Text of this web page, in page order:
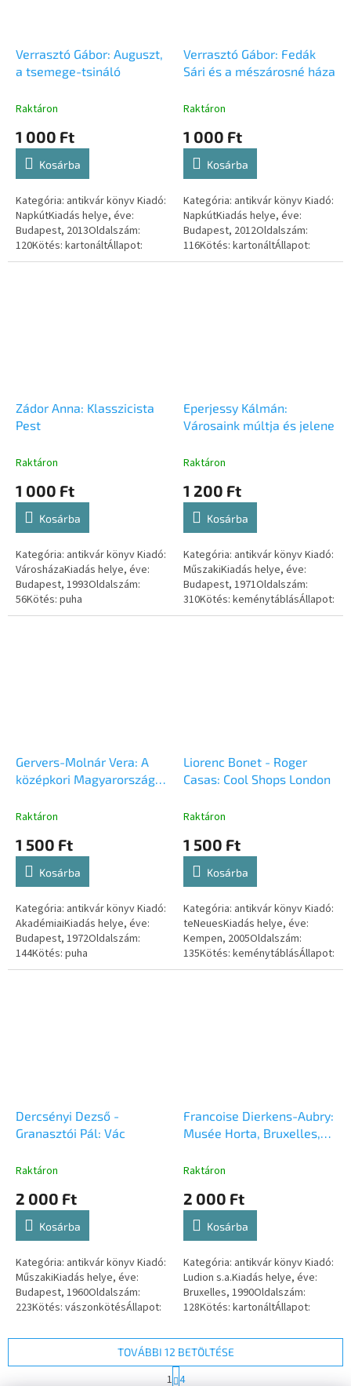
Verrasztó Gábor: Auguszt,
a tsemege-tsináló
Raktáron
1 000 Ft
Kosárba
Kategória: antikvár könyv Kiadó:
NapkútKiadás helye, éve:
Budapest, 2013Oldalszám:
120Kötés: kartonáltÁllapot:
kitűnőISBN-szám:
Verrasztó Gábor: Fedák
Sári és a mészárosné háza
Raktáron
1 000 Ft
Kosárba
Kategória: antikvár könyv Kiadó:
NapkútKiadás helye, éve:
Budapest, 2012Oldalszám:
116Kötés: kartonáltÁllapot:
kitűnőISBN-szám:
Zádor Anna: Klasszicista
Pest
Raktáron
1 000 Ft
Kosárba
Kategória: antikvár könyv Kiadó:
VárosházaKiadás helye, éve:
Budapest, 1993Oldalszám:
56Kötés: puha
papírborítóbanÁllapot: igen
Eperjessy Kálmán:
Városaink múltja és jelene
Raktáron
1 200 Ft
Kosárba
Kategória: antikvár könyv Kiadó:
MűszakiKiadás helye, éve:
Budapest, 1971Oldalszám:
310Kötés: keménytáblásÁllapot:
jóISBN-szám: -
Gervers-Molnár Vera: A
középkori Magyarország
Raktáron
1 500 Ft
Kosárba
Kategória: antikvár könyv Kiadó:
AkadémiaiKiadás helye, éve:
Budapest, 1972Oldalszám:
144Kötés: puha
papírborítóbanÁllapot: igen
Liorenc Bonet - Roger
Casas: Cool Shops London
Raktáron
1 500 Ft
Kosárba
Kategória: antikvár könyv Kiadó:
teNeuesKiadás helye, éve:
Kempen, 2005Oldalszám:
135Kötés: keménytáblásÁllapot:
kitűnőISBN-szám:
Dercsényi Dezső -
Granasztói Pál: Vác
Raktáron
2 000 Ft
Kosárba
Kategória: antikvár könyv Kiadó:
MűszakiKiadás helye, éve:
Budapest, 1960Oldalszám:
223Kötés: vászonkötésÁllapot:
kopott, szakadtISBN-szám: -
Francoise Dierkens-Aubry:
Musée Horta, Bruxelles,
Raktáron
2 000 Ft
Kosárba
Kategória: antikvár könyv Kiadó:
Ludion s.a.Kiadás helye, éve:
Bruxelles, 1990Oldalszám:
128Kötés: kartonáltÁllapot:
TOVÁBBI 12 BETÖLTÉSE
L
1 4